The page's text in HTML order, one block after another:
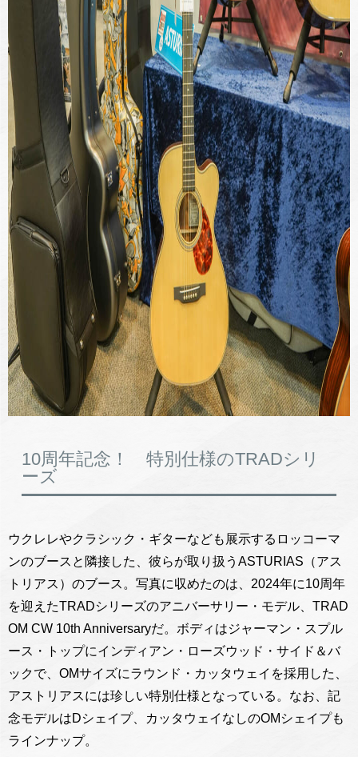
10周年記念！ 特別仕様のTRADシリ
ーズ
ウクレレやクラシック・ギターなども展示するロッコーマ
ンのブースと隣接した、彼らが取り扱うASTURIAS（アス
トリアス）のブース。写真に収めたのは、2024年に10周年
を迎えたTRADシリーズのアニバーサリー・モデル、TRAD
OM CW 10th Anniversaryだ。ボディはジャーマン・スプル
ース・トップにインディアン・ローズウッド・サイド＆バ
ックで、OMサイズにラウンド・カッタウェイを採用した、
アストリアスには珍しい特別仕様となっている。なお、記
念モデルはDシェイプ、カッタウェイなしのOMシェイプも
ラインナップ。